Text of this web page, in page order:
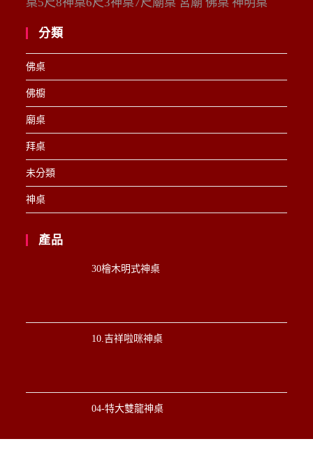
桌5尺8神桌6尺3神桌7尺廟桌 宮廟 佛桌 神明桌
分類
佛桌
佛櫥
廟桌
拜桌
未分類
神桌
產品
30檜木明式神桌
10.吉祥啦咪神桌
04-特大雙龍神桌